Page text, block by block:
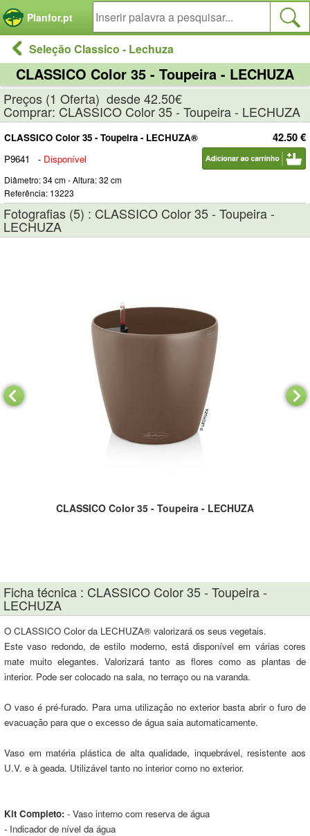
Planfor.pt
Seleção Classico - Lechuza
CLASSICO Color 35 - Toupeira - LECHUZA
Preços (1 Oferta) desde 42.50€
Comprar: CLASSICO Color 35 - Toupeira - LECHUZA
42.50 €
CLASSICO Color 35 - Toupeira - LECHUZA®
P9641
- Disponível
Diâmetro: 34 cm - Altura: 32 cm
Referência: 13223
Fotografias (5) : CLASSICO Color 35 - Toupeira -
LECHUZA
CLASSICO Color 35 - Toupeira - LECHUZA
Ficha técnica : CLASSICO Color 35 - Toupeira -
LECHUZA
O CLASSICO Color da LECHUZA® valorizará os seus vegetais.
Este vaso redondo, de estilo moderno, está disponível em várias cores
mate muito elegantes. Valorizará tanto as flores como as plantas de
interior. Pode ser colocado na sala, no terraço ou na varanda.
O vaso é pré-furado. Para uma utilização no exterior basta abrir o furo de
evacuação para que o excesso de água saia automaticamente.
Vaso em matéria plástica de alta qualidade, inquebrável, resistente aos
U.V. e à geada. Utilizável tanto no interior como no exterior.
Kit Completo: - Vaso interno com reserva de água
- Indicador de nível da água
Painel de Gerenciamento de Cookies